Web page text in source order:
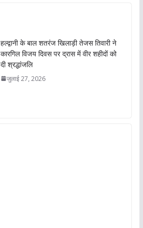
हल्द्वानी के बाल शतरंज खिलाड़ी तेजस तिवारी ने
कारगिल विजय दिवस पर द्रास में वीर शहीदों को
दी श्रद्धांजलि
जुलाई 27, 2026